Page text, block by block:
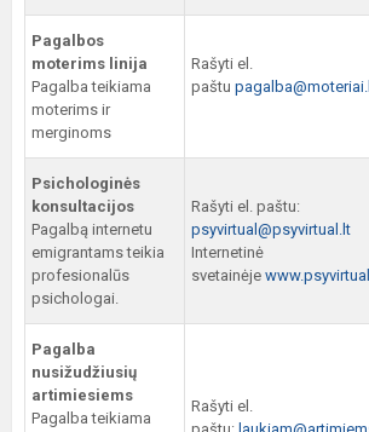
Pagalbos
moterims linija
Pagalba teikiama
moterims ir
merginoms
Rašyti el.
paštu
Psichologinės
konsultacijos
Pagalbą internetu
emigrantams teikia
profesionalūs
psichologai.
Rašyti el. paštu:
psyvirtual@psyvirtual.lt
Internetinė
svetainėje
Pagalba
nusižudžiusių
artimiesiems
Pagalba teikiama
Rašyti el.